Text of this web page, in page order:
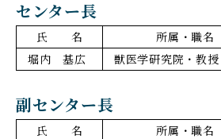
センター長
氏 名
所属・職名
堀内 基広
獣医学研究院・教授
副センター長
氏 名
所属・職名